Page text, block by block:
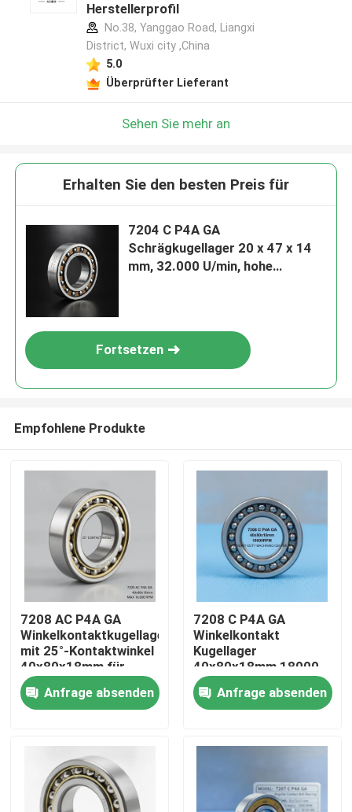
Haus
Produkte
Über uns
Herstellerprofil
No.38, Yanggao Road, Liangxi
District, Wuxi city ,China
5.0
Überprüfter Lieferant
Sehen Sie mehr an
Erhalten Sie den besten Preis für
7204 C P4A GA
Schrägkugellager 20 x 47 x 14
mm, 32.000 U/min, hohe
Fortsetzen
Empfohlene Produkte
7208 AC P4A GA
Winkelkontaktkugellager
mit 25°-Kontaktwinkel
40x80x18mm für
16000 RPM CNC
Spindeln
Anfrage absenden
7208 C P4A GA
Winkelkontakt
Kugellager
40x80x18mm 18000
Drehzahl pro Sekunde
für
Hochleistungsmaschinen
Anfrage absenden